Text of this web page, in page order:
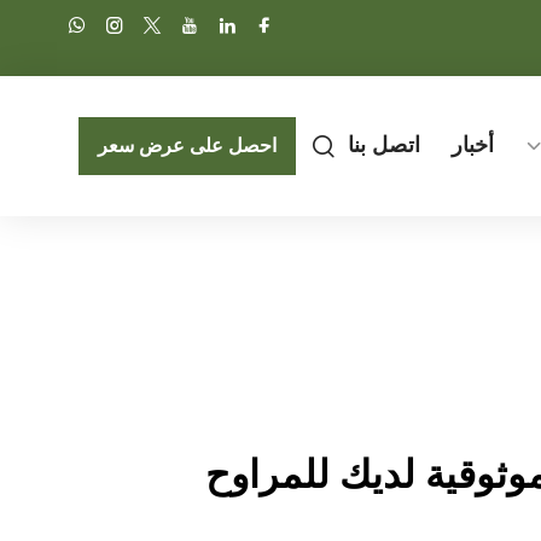
أخبار اتصل بنا احصل على عرض سعر
لديك للمراوح